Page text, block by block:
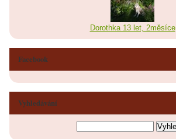
Dorothka 13 let, 2měsíce
Facebook
Vyhledávání